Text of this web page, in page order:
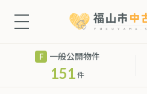
一般公開物件
151件